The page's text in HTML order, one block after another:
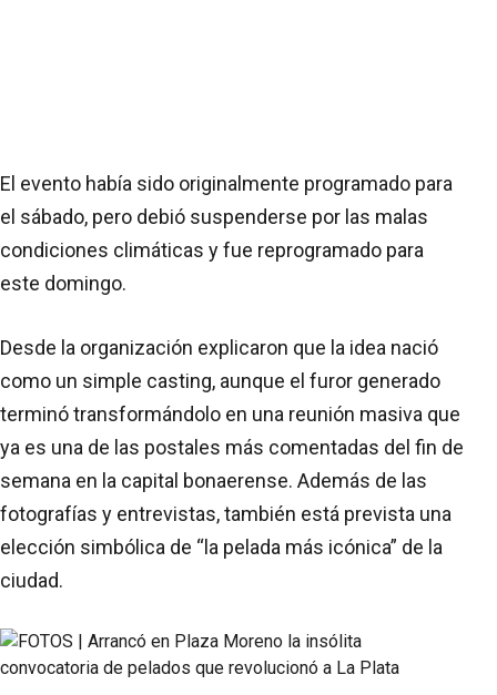
El evento había sido originalmente programado para
el sábado, pero debió suspenderse por las malas
condiciones climáticas y fue reprogramado para
este domingo.
Desde la organización explicaron que la idea nació
como un simple casting, aunque el furor generado
terminó transformándolo en una reunión masiva que
ya es una de las postales más comentadas del fin de
semana en la capital bonaerense. Además de las
fotografías y entrevistas, también está prevista una
elección simbólica de “la pelada más icónica” de la
ciudad.